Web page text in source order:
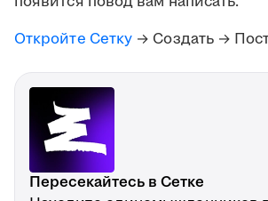
Откройте Сетку → Создать →
Пересекайтесь в Сетке